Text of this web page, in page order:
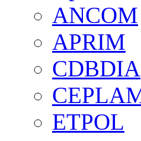
ANCOM
APRIM
CDBDIA
ETPOL